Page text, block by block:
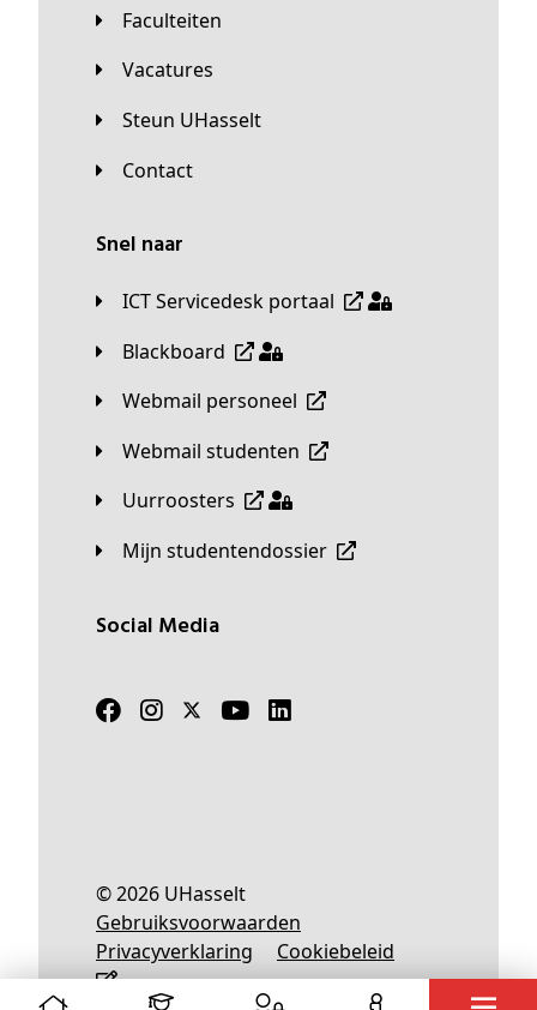
Faculteiten
Vacatures
Steun UHasselt
Contact
Snel naar
ICT Servicedesk portaal
Blackboard
Webmail personeel
Webmail studenten
Uurroosters
Mijn studentendossier
Social Media
© 2026 UHasselt
Gebruiksvoorwaarden
Privacyverklaring
Cookiebeleid